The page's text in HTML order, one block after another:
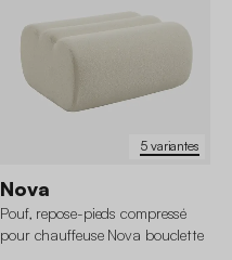
5 variantes
Nova
Pouf, repose-pieds compressé
pour chauffeuse Nova bouclette